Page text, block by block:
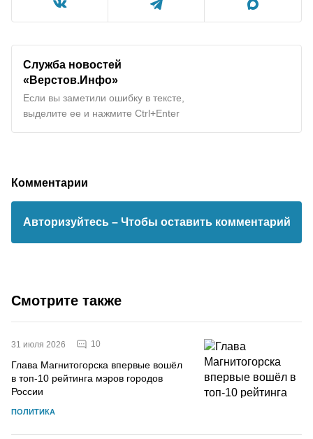
Служба новостей
«Верстов.Инфо»
Если вы заметили ошибку в тексте,
выделите ее и нажмите Ctrl+Enter
Комментарии
Авторизуйтесь – Чтобы оставить комментарий
Смотрите также
31 июля 2026 10
Глава Магнитогорска впервые вошёл
в топ-10 рейтинга мэров городов
России
ПОЛИТИКА